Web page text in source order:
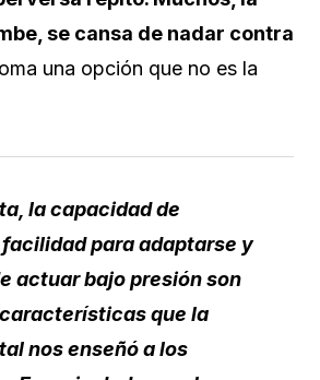
se cansa de nadar contra
una opción que no es la
la capacidad de
para adaptarse y
actuar bajo presión son
que la
nos enseñó a los